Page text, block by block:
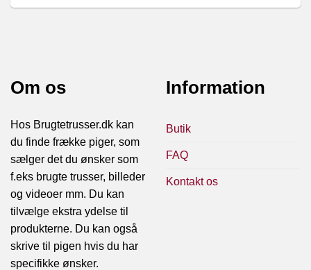
Om os
Hos Brugtetrusser.dk kan
du finde frække piger, som
sælger det du ønsker som
f.eks brugte trusser, billeder
og videoer mm. Du kan
tilvælge ekstra ydelse til
produkterne. Du kan også
skrive til pigen hvis du har
specifikke ønsker.
Information
Butik
FAQ
Kontakt os